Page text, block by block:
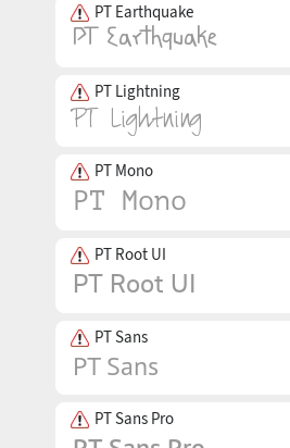
PT Earthquake
PT Lightning
PT Mono
PT Root UI
PT Sans
PT Sans Pro